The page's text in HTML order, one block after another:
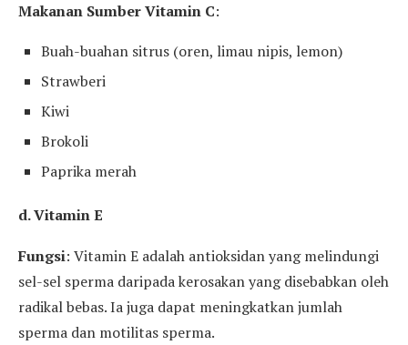
Makanan Sumber Vitamin C:
Buah-buahan sitrus (oren, limau nipis, lemon)
Strawberi
Kiwi
Brokoli
Paprika merah
d. Vitamin E
Fungsi: Vitamin E adalah antioksidan yang melindungi
sel-sel sperma daripada kerosakan yang disebabkan oleh
radikal bebas. Ia juga dapat meningkatkan jumlah
sperma dan motilitas sperma.